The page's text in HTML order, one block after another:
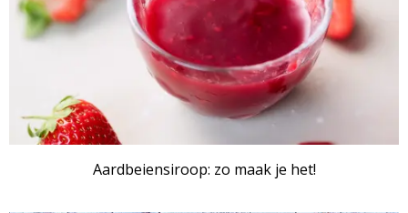
Aardbeiensiroop: zo maak je het!